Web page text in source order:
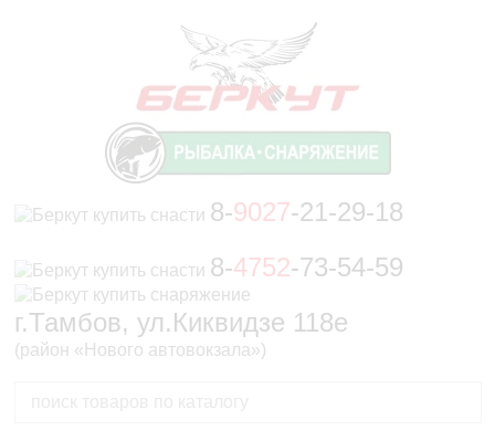
8-9027-21-29-18
8-4752-73-54-59
г.Тамбов, ул.Киквидзе 118е
(район «Нового автовокзала»)